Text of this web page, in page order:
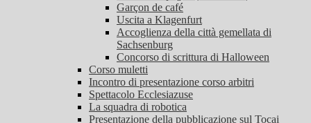
Garçon de café
Uscita a Klagenfurt
Accoglienza della città gemellata di
Sachsenburg
Concorso di scrittura di Halloween
Corso muletti
Incontro di presentazione corso arbitri
Spettacolo Ecclesiazuse
La squadra di robotica
Presentazione della pubblicazione sul Tocai